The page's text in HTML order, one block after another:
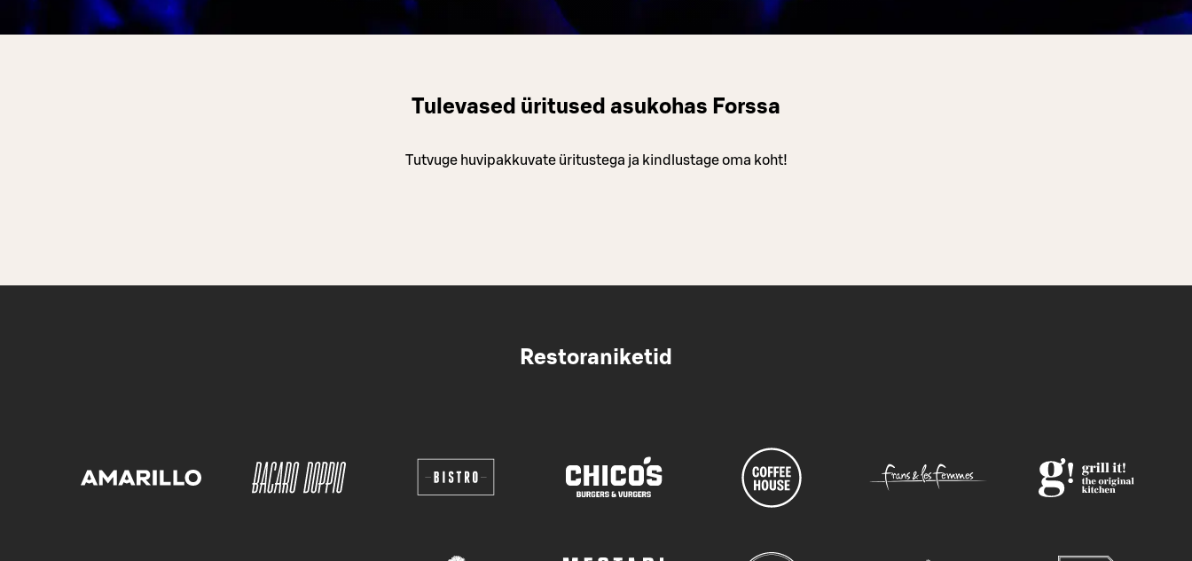
Tulevased üritused asukohas Forssa
Tutvuge huvipakkuvate üritustega ja kindlustage oma koht!
Restoraniketid